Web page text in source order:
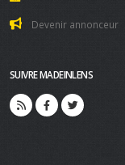
Devenir annonceur
SUIVRE MADEINLENS